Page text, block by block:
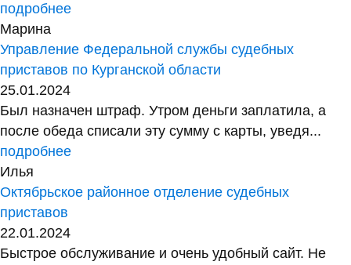
подробнее
Марина
Управление Федеральной службы судебных
приставов по Курганской области
25.01.2024
Был назначен штраф. Утром деньги заплатила, а
после обеда списали эту сумму с карты, уведя...
подробнее
Илья
Октябрьское районное отделение судебных
приставов
22.01.2024
Быстрое обслуживание и очень удобный сайт. Не